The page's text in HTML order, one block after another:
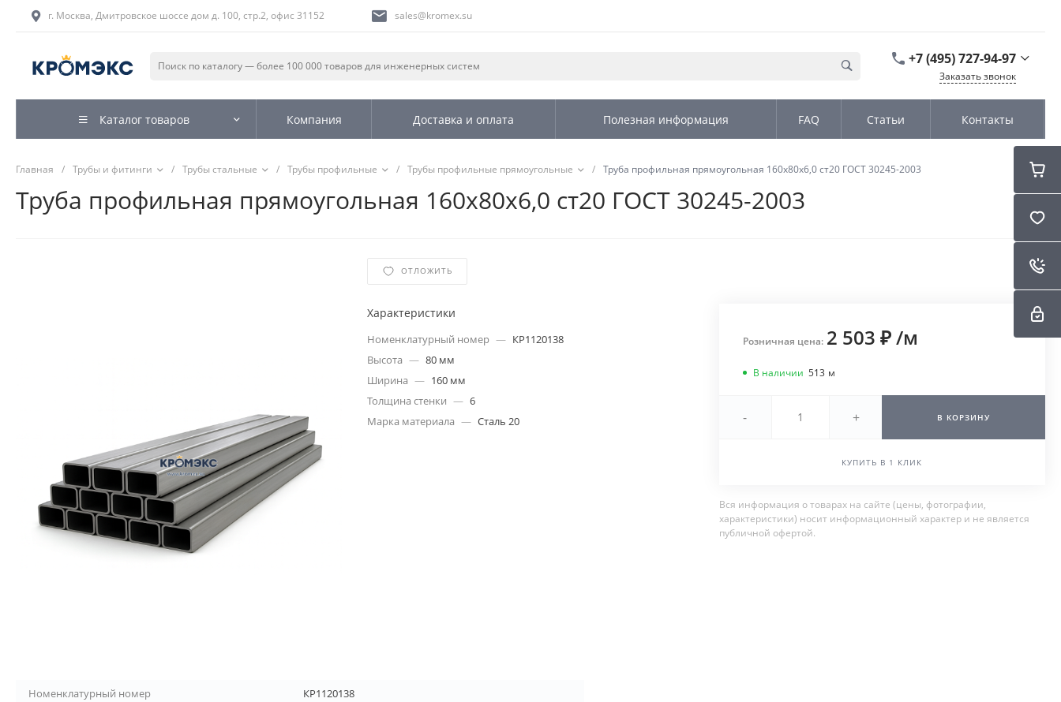
г. Москва, Дмитровское шоссе дом д. 100, стр.2, офис 31152 sales@kromex.su
+7 (495) 727-94-97
Пн-Чт: 9:00-18:00 Пт
Заказать звонок
Каталог товаров Компания Доставка и оплата Полезная информация FAQ Статьи Контакты
Главная / Трубы и фитинги / Трубы стальные / Трубы профильные / Трубы профильные прямоугольные / Труба профильная прямоугольная 160х80х6,0 ст20 ГОСТ 30245-2003
Труба профильная прямоугольная 160х80х6,0 ст20 ГОСТ 30245-2003
ОТЛОЖИТЬ
Характеристики
Номенклатурный номер — КР1120138
Высота — 80 мм
Ширина — 160 мм
Толщина стенки — 6
Марка материала — Сталь 20
Розничная цена: 2 503 ₽/м
В наличии 513 м
- + В КОРЗИНУ
КУПИТЬ В 1 КЛИК
Вся информация о товарах на сайте (цены, фотографии,
характеристики) носит информационный характер и не является
публичной офертой.
Номенклатурный номер
КР1120138